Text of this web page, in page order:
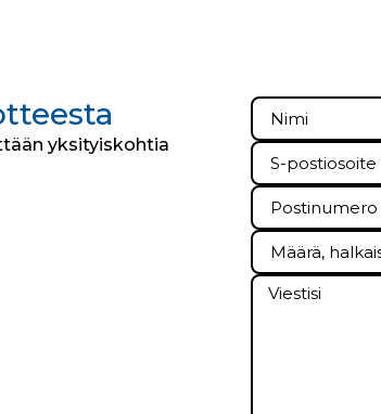
yksityiskohtia